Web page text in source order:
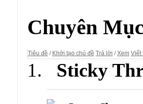
Chuyên Mục
Tiêu đề / Khởi tạo chủ đề Trả lời /Xem Viết
Sticky